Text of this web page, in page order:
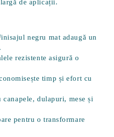
de aplicații.
negru mat adaugă un
rezistente asigură o
timp și efort cu
canapele, dulapuri, mese și
pentru o transformare